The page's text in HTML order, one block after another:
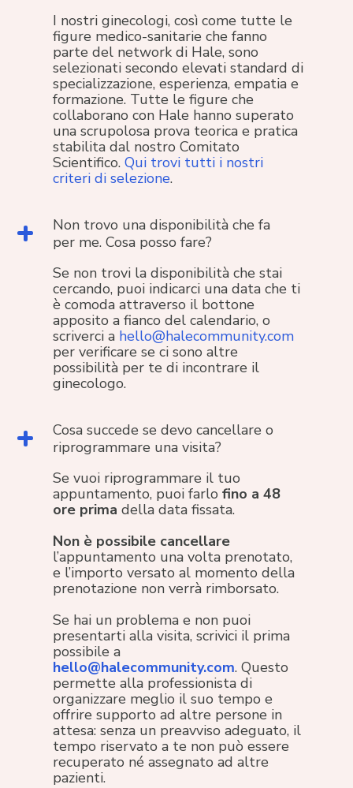
I nostri ginecologi, così come tutte le
figure medico-sanitarie che fanno
parte del network di Hale, sono
selezionati secondo elevati standard di
specializzazione, esperienza, empatia e
formazione. Tutte le figure che
collaborano con Hale hanno superato
una scrupolosa prova teorica e pratica
stabilita dal nostro Comitato
Scientifico.Qui trovi tutti i nostri
criteri di selezione.
Non trovo una disponibilità che fa
per me. Cosa posso fare?
Se non trovi la disponibilità che stai
cercando, puoi indicarci una data che ti
è comoda attraverso il bottone
apposito a fianco del calendario, o
scriverci a hello@halecommunity.com
per verificare se ci sono altre
possibilità per te di incontrare il
ginecologo.
Cosa succede se devo cancellare o
riprogrammare una visita?
Se vuoi riprogrammare il tuo
appuntamento, puoi farlofino a 48
ore prima della data fissata.
Non è possibile cancellare
l’appuntamento una volta prenotato,
e l’importo versato al momento della
prenotazione non verrà rimborsato.
Se hai un problema e non puoi
presentarti alla visita, scrivici il prima
possibile a
hello@halecommunity.com. Questo
permette alla professionista di
organizzare meglio il suo tempo e
offrire supporto ad altre persone in
attesa: senza un preavviso adeguato, il
tempo riservato a te non può essere
recuperato né assegnato ad altre
pazienti.